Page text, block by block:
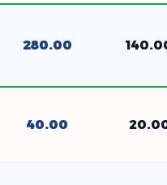
280.00
40.00